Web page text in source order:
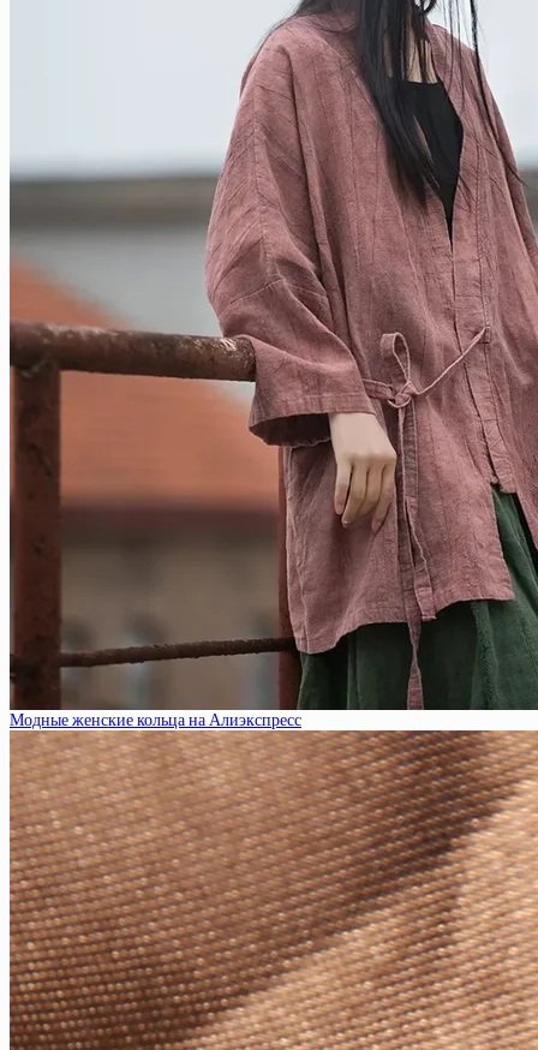
Модные женские кольца на Алиэкспресс